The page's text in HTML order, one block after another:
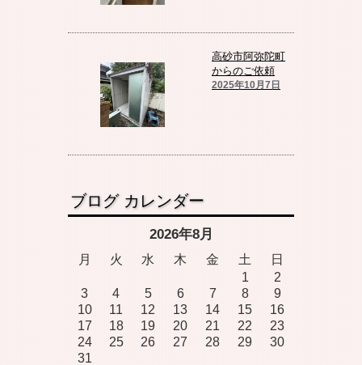
高砂市阿弥陀町
からのご依頼
2025年10月7日
ブログ カレンダー
2026年8月
月 火 水 木 金 土
日
1
2
3
4 5 6 7 8
9
10
11 12 13 14 15
16
17
18 19 20 21 22
23
24
25 26 27 28 29
30
31